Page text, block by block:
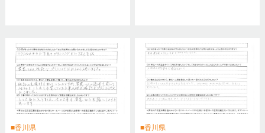
香川県 香川県